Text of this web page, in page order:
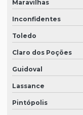
Maravilhas
Inconfidentes
Toledo
Claro dos Poções
Guidoval
Lassance
Pintópolis